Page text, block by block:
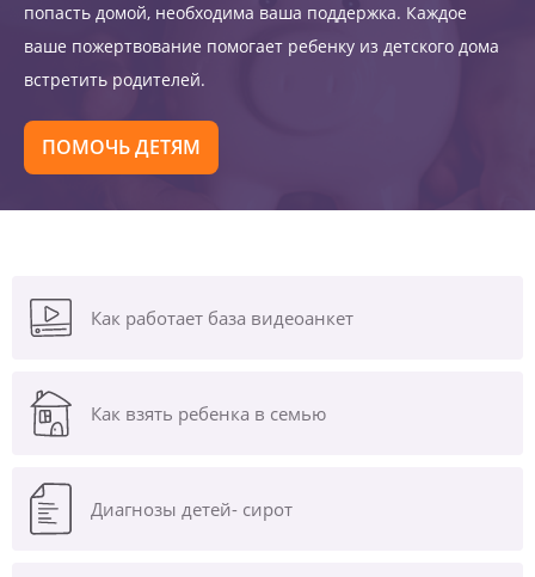
попасть домой, необходима ваша поддержка. Каждое
ваше пожертвование помогает ребенку из детского дома
встретить родителей.
ПОМОЧЬ ДЕТЯМ
Как работает база видеоанкет
Как взять ребенка в семью
Диагнозы детей- сирот